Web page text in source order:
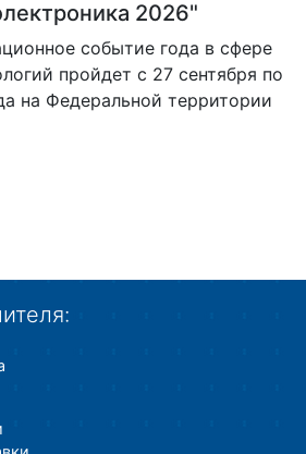
2026"
событие года в сфере
пройдет с 27 сентября по
на Федеральной территории